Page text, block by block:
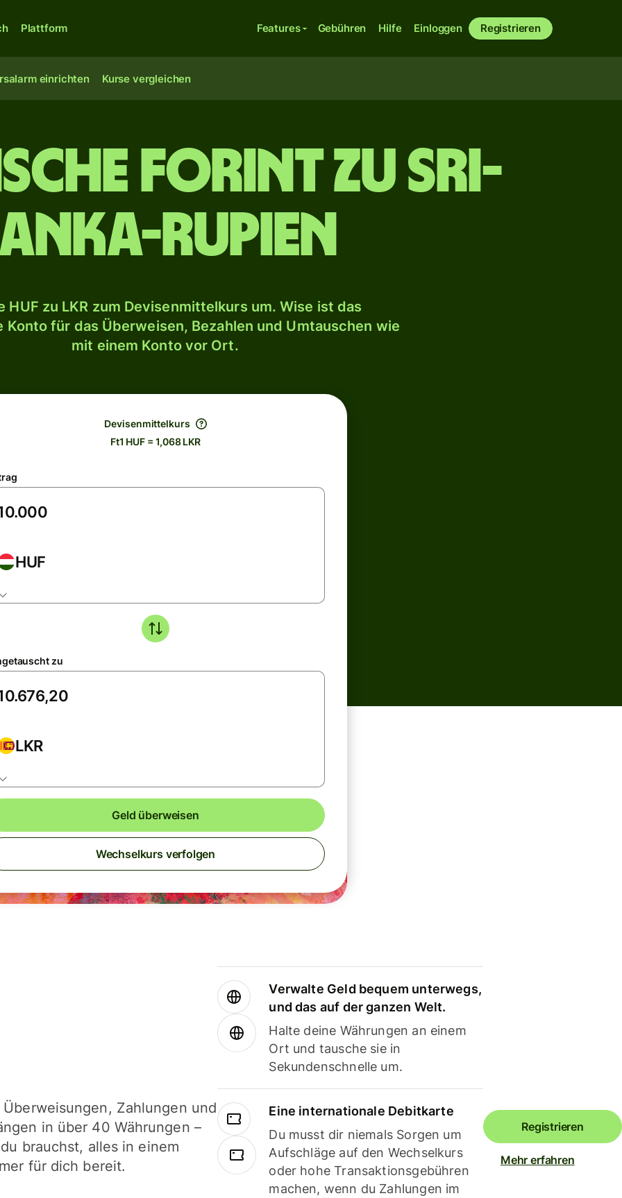
Plattform Features Gebühren Hilfe Einloggen Registrieren
einrichten Kurse vergleichen
Forint zu Sri-
Rupien
HUF zu LKR zum Devisenmittelkurs um. Wise ist das
Konto für das Überweisen, Bezahlen und Umtauschen wie
mit einem Konto vor Ort.
Devisenmittelkurs
Ft1 HUF = 1,068 LKR
HUF
zu
LKR
Geld überweisen
Wechselkurs verfolgen
Zahlungen und
in über 40 Währungen –
brauchst, alles in einem
für dich bereit.
Verwalte Geld bequem unterwegs,
und das auf der ganzen Welt.
Halte deine Währungen an einem
Ort und tausche sie in
Sekundenschnelle um.
Eine internationale Debitkarte
Du musst dir niemals Sorgen um
Aufschläge auf den Wechselkurs
oder hohe Transaktionsgebühren
machen, wenn du Zahlungen im
Registrieren
Mehr erfahren